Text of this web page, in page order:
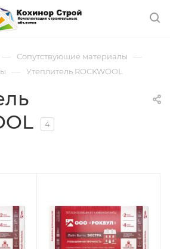
— Сопутствующие материалы —
— Утеплитель ROCKWOOL
4